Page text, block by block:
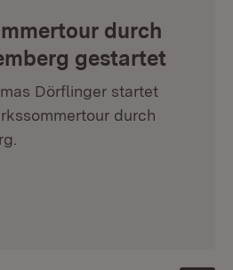
durch
gestartet
Dörflinger startet
durch